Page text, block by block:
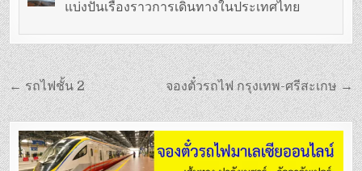
แบ่งปันเรื่องราวการเดินทางในประเทศไทย
แนะแนว
เรื่อง
จองตั๋วรถไฟ กรุงเทพ-ศรีสะเกษ →
← รถไฟชั้น 2